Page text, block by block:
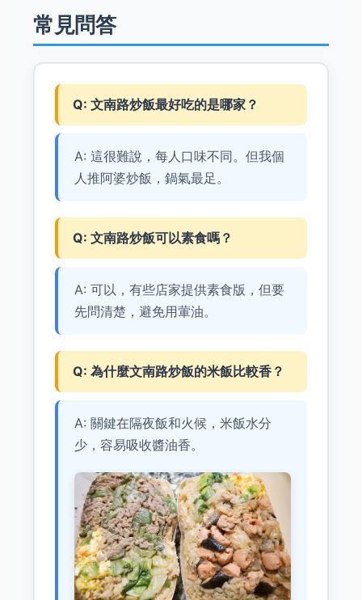
常見問答
Q: 文南路炒飯最好吃的是哪家？
A: 這很難說，每人口味不同。但我個
人推阿婆炒飯，鍋氣最足。
Q: 文南路炒飯可以素食嗎？
A: 可以，有些店家提供素食版，但要
先問清楚，避免用葷油。
Q: 為什麼文南路炒飯的米飯比較香？
A: 關鍵在隔夜飯和火候，米飯水分
少，容易吸收醬油香。